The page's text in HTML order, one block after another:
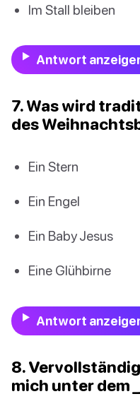
Im Stall bleiben
Antwort
7. Was wird
des
Ein Stern
Ein Engel
Ein Baby Jesus
Eine Glühbirne
Antwort
8.
mich unter dem